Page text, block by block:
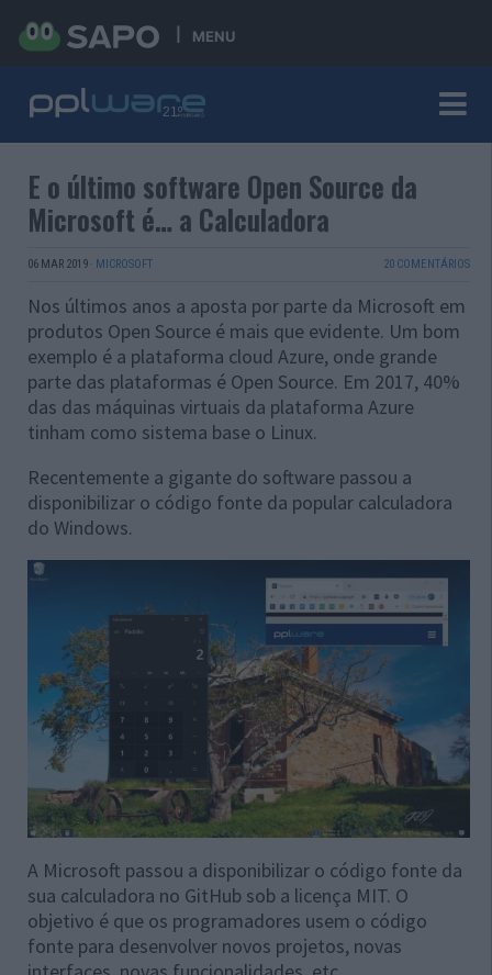
MENU
E o último software Open Source da
Microsoft é… a Calculadora
06 MAR 2019 · MICROSOFT 20 COMENTÁRIOS
Nos últimos anos a aposta por parte da Microsoft em
produtos Open Source é mais que evidente. Um bom
exemplo é a plataforma cloud Azure, onde grande
parte das plataformas é Open Source. Em 2017, 40%
das das máquinas virtuais da plataforma Azure
tinham como sistema base o Linux.
Recentemente a gigante do software passou a
disponibilizar o código fonte da popular calculadora
do Windows.
A Microsoft passou a disponibilizar o código fonte da
sua calculadora no GitHub sob a licença MIT. O
objetivo é que os programadores usem o código
fonte para desenvolver novos projetos, novas